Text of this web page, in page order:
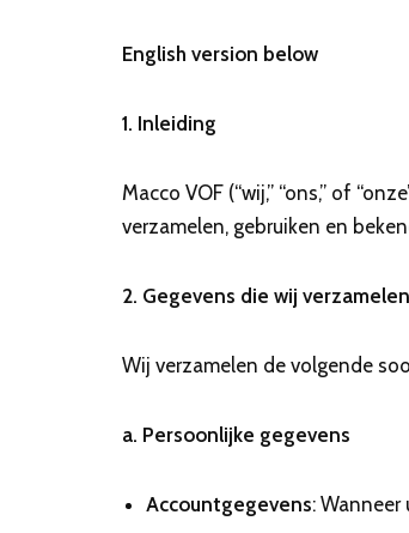
English version below
1. Inleiding
Macco VOF (“wij,” “ons,” of
verzamelen, gebruiken en
2. Gegevens die wij verzamelen
Wij verzamelen de volgende
a. Persoonlijke gegevens
Accountgegevens: